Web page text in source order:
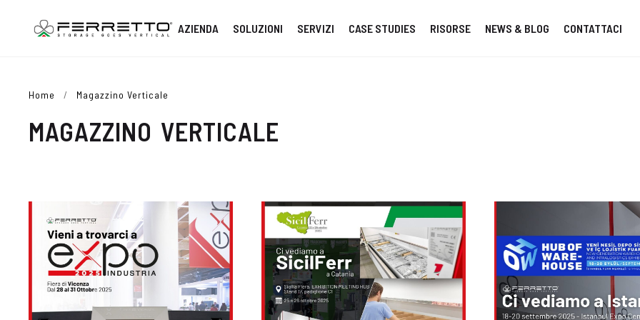
AZIENDA SOLUZIONI SERVIZI CASE STUDIES RISORSE NEWS & BLOG CONTATTACI
Home / Magazzino Verticale
MAGAZZINO VERTICALE